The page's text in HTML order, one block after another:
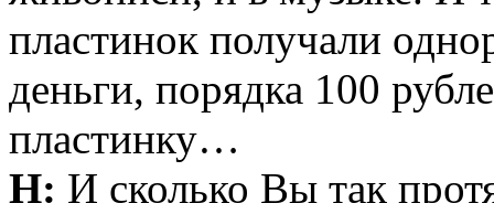
пластинок получали
деньги, порядка 100
пластинку…
Н: И сколько Вы так